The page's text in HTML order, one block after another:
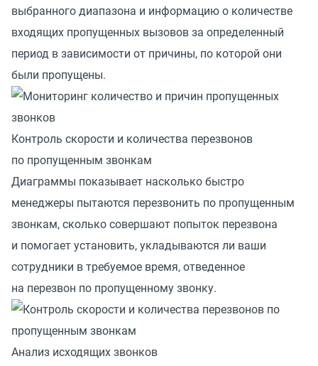
выбранного диапазона и информацию о количестве
входящих пропущенных вызовов за определенный
период в зависимости от причины, по которой они
были пропущены.
Контроль скорости и количества перезвонов
по пропущенным звонкам
Диаграммы показывает насколько быстро
менеджеры пытаются перезвонить по пропущенным
звонкам, сколько совершают попыток перезвона
и помогает установить, укладываются ли ваши
сотрудники в требуемое время, отведенное
на перезвон по пропущенному звонку.
Анализ исходящих звонков